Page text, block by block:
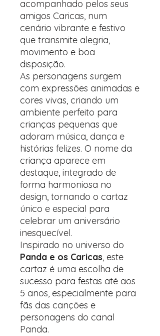
acompanhado pelos seus
amigos Caricas, num
cenário vibrante e festivo
que transmite alegria,
movimento e boa
disposição.
As personagens surgem
com expressões animadas e
cores vivas, criando um
ambiente perfeito para
crianças pequenas que
adoram música, dança e
histórias felizes. O nome da
criança aparece em
destaque, integrado de
forma harmoniosa no
design, tornando o cartaz
único e especial para
celebrar um aniversário
inesquecível.
Inspirado no universo do
Panda e os Caricas, este
cartaz é uma escolha de
sucesso para festas até aos
5 anos, especialmente para
fãs das canções e
personagens do canal
Panda.